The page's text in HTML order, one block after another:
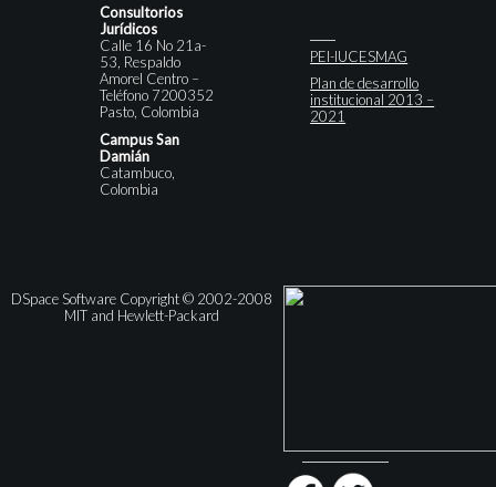
Consultorios
Jurídicos
Calle 16 No 21a-
53, Respaldo
Amorel Centro –
Teléfono 7200352
Pasto, Colombia
Campus San
Damián
Catambuco,
Colombia
PEI-IUCESMAG
Plan de desarrollo
institucional 2013 –
2021
DSpace Software Copyright © 2002-2008
MIT and Hewlett-Packard